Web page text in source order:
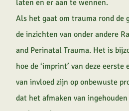
laten en er aan te wennen.
Als het gaat om trauma rond de
de inzichten van onder andere
and Perinatal Trauma. Het is
hoe de ‘imprint’ van deze
van invloed zijn op onbewuste
dat het afmaken van